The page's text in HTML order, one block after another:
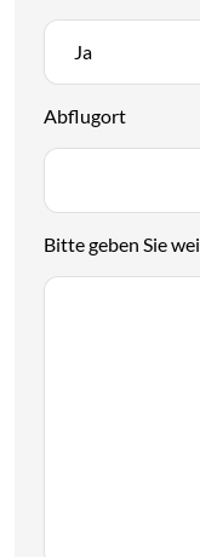
Ja
Abflugort
Bitte geben Sie